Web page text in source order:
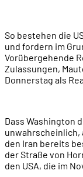
So bestehen die
und fordern im
Vorübergehende
Zulassungen,
Donnerstag als
Dass Washington
unwahrscheinlich,
den Iran bereits
der Straße von
den USA, die im